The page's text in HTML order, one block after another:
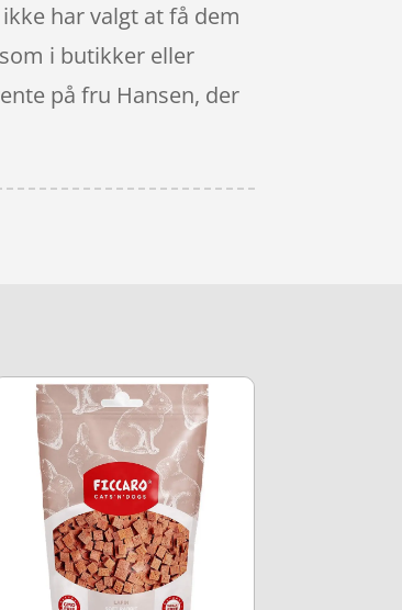
har valgt at få dem
i butikker eller
på fru Hansen, der